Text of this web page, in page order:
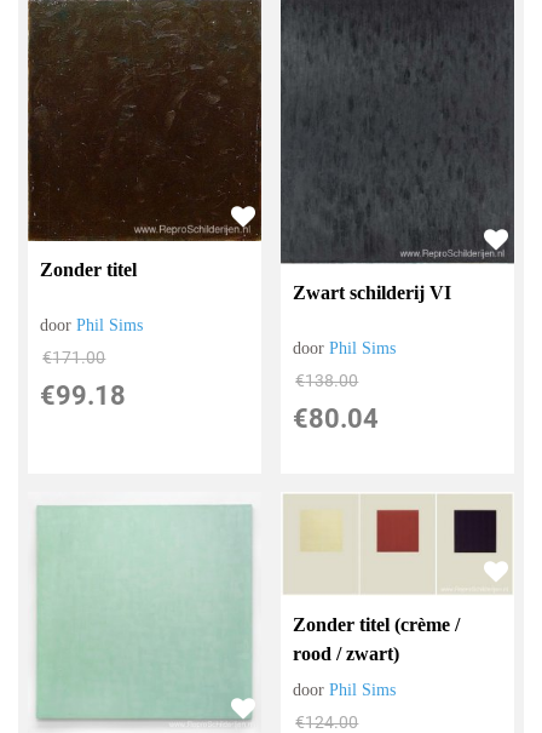
Zonder titel
doorPhil Sims
€171.00
€99.18
Zwart schilderij VI
doorPhil Sims
€138.00
€80.04
Zonder titel (crème /
rood / zwart)
doorPhil Sims
€124.00